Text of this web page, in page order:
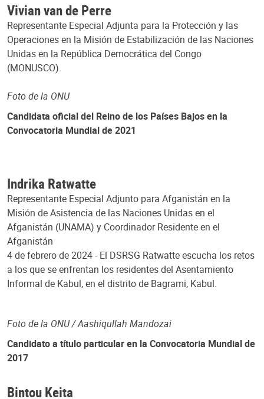
Vivian van de Perre
Representante Especial Adjunta para la Protección y las
Operaciones en la Misión de Estabilización de las Naciones
Unidas en la República Democrática del Congo
(MONUSCO).
Foto de la ONU
Candidata oficial del Reino de los Países Bajos en la
Convocatoria Mundial de 2021
Indrika Ratwatte
Representante Especial Adjunto para Afganistán en la
Misión de Asistencia de las Naciones Unidas en el
Afganistán (UNAMA) y Coordinador Residente en el
Afganistán
4 de febrero de 2024 - El DSRSG Ratwatte escucha los retos
a los que se enfrentan los residentes del Asentamiento
Informal de Kabul, en el distrito de Bagrami, Kabul.
Foto de la ONU / Aashiqullah Mandozai
Candidato a título particular en la Convocatoria Mundial de
2017
Bintou Keita